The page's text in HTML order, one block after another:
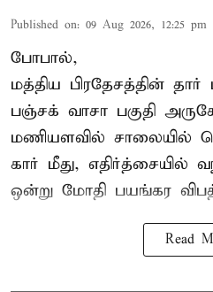
Published on: 09 Aug 2026, 12:25 pm
போபால்,
மத்திய பிரதேசத்தின்
பஞ்சக் வாசா பகுதி
மணியளவில் சாலையில்
கார் மீது, எதிர்த்சையில்
ஒன்று மோதி பயங்கர
Read